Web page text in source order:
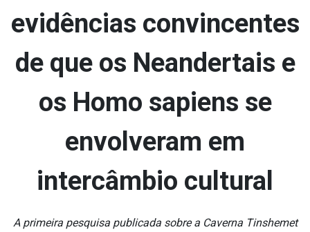
evidências convincentes
de que os Neandertais e
os Homo sapiens se
envolveram em
intercâmbio cultural
A primeira pesquisa publicada sobre a Caverna Tinshemet